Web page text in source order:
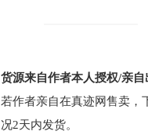
货源来自作者本人授权/亲自
若作者亲自在真迹网售卖，
况2天内发货。